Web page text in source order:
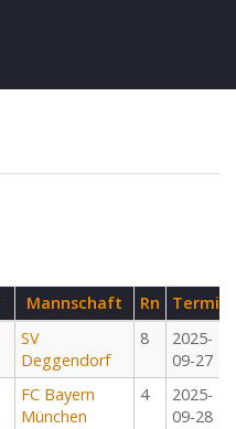
Mannschaft Rn
Termin
SV
Deggendorf
8
2025-
09-27
FC Bayern
München
4
2025-
09-28